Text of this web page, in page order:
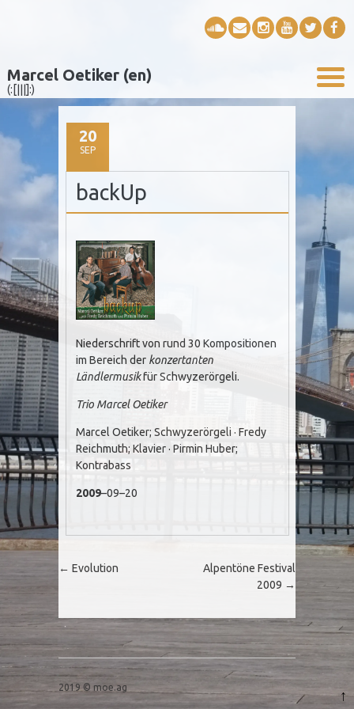
Marcel Oetiker (en)
(:[|||]:)
20
SEP
backUp
Niederschrift von rund 30 Kompositionen
im Bereich der konzertanten
Ländlermusikfür Schwyzerörgeli.
Trio Marcel Oetiker
Marcel Oetiker; Schwyzerörgeli · Fredy
Reichmuth; Klavier · Pirmin Huber;
Kontrabass
2009–09–20
Post navigation
← Evolution
Alpentöne Festival
2009 →
2019 © moe.ag ↑